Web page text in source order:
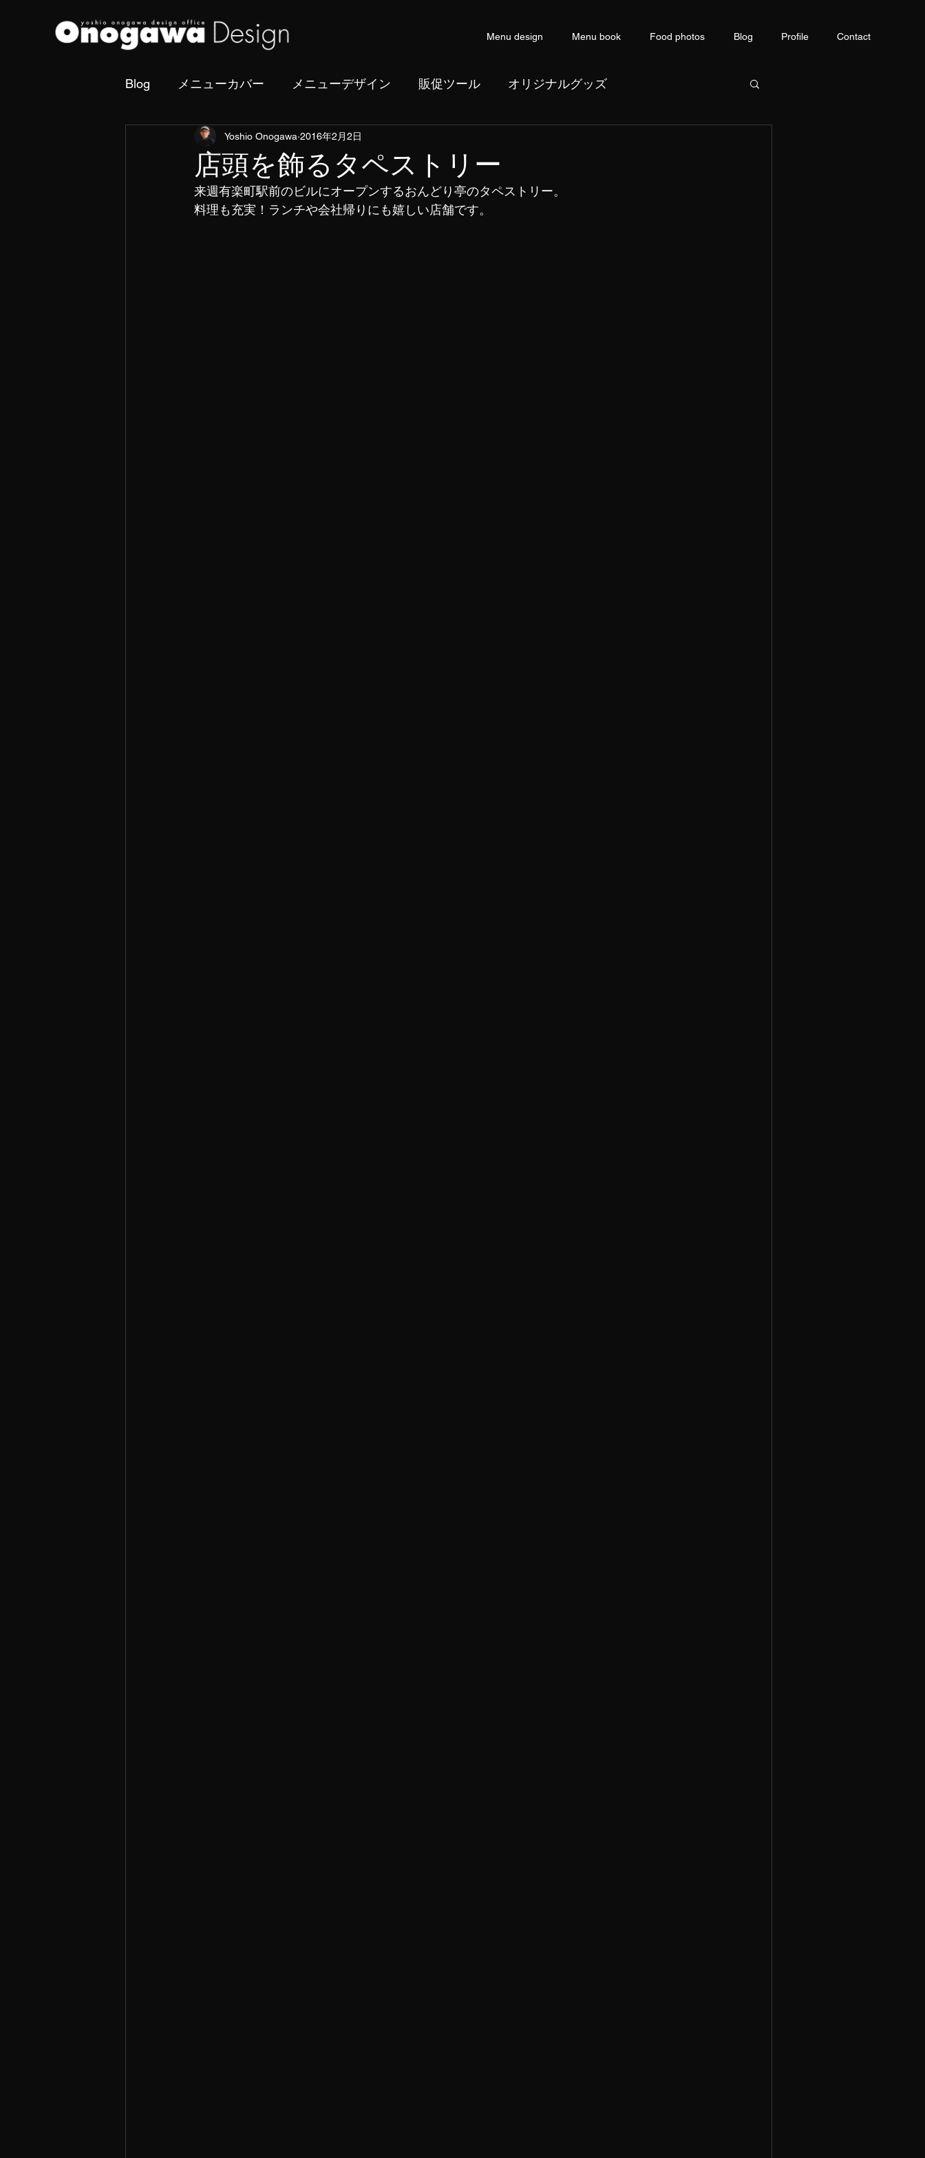
Menu design Menu book Food photos Blog Profile Contact
Blog メニューカバー メニューデザイン 販促ツール オリジナルグッズ
撮影・フォトディレクション コピーライティング
店頭を飾るタペストリー
Yoshio Onogawa 2016年2月2日
来週有楽町駅前のビルにオープンするおんどり亭のタペストリー。
料理も充実！ランチや会社帰りにも嬉しい店舗です。